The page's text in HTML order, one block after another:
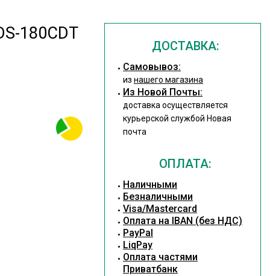
180CDT
ДОСТАВКА:
Cамовывоз:
из нашего магазина
Из Новой Почты:
доставка осуществляется
курьерской службой Новая
почта
ОПЛАТА:
Наличными
Безналичными
Visa/Mastercard
Оплата на IBAN (без НДС)
PayPal
LiqPay
Оплата частями
Приватбанк